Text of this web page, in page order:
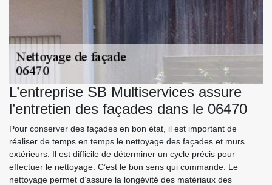
L’entreprise SB Multiservices assure
l’entretien des façades dans le 06470
Pour conserver des façades en bon état, il est important de
réaliser de temps en temps le nettoyage des façades et murs
extérieurs. Il est difficile de déterminer un cycle précis pour
effectuer le nettoyage. C’est le bon sens qui commande. Le
nettoyage permet d’assure la longévité des matériaux des